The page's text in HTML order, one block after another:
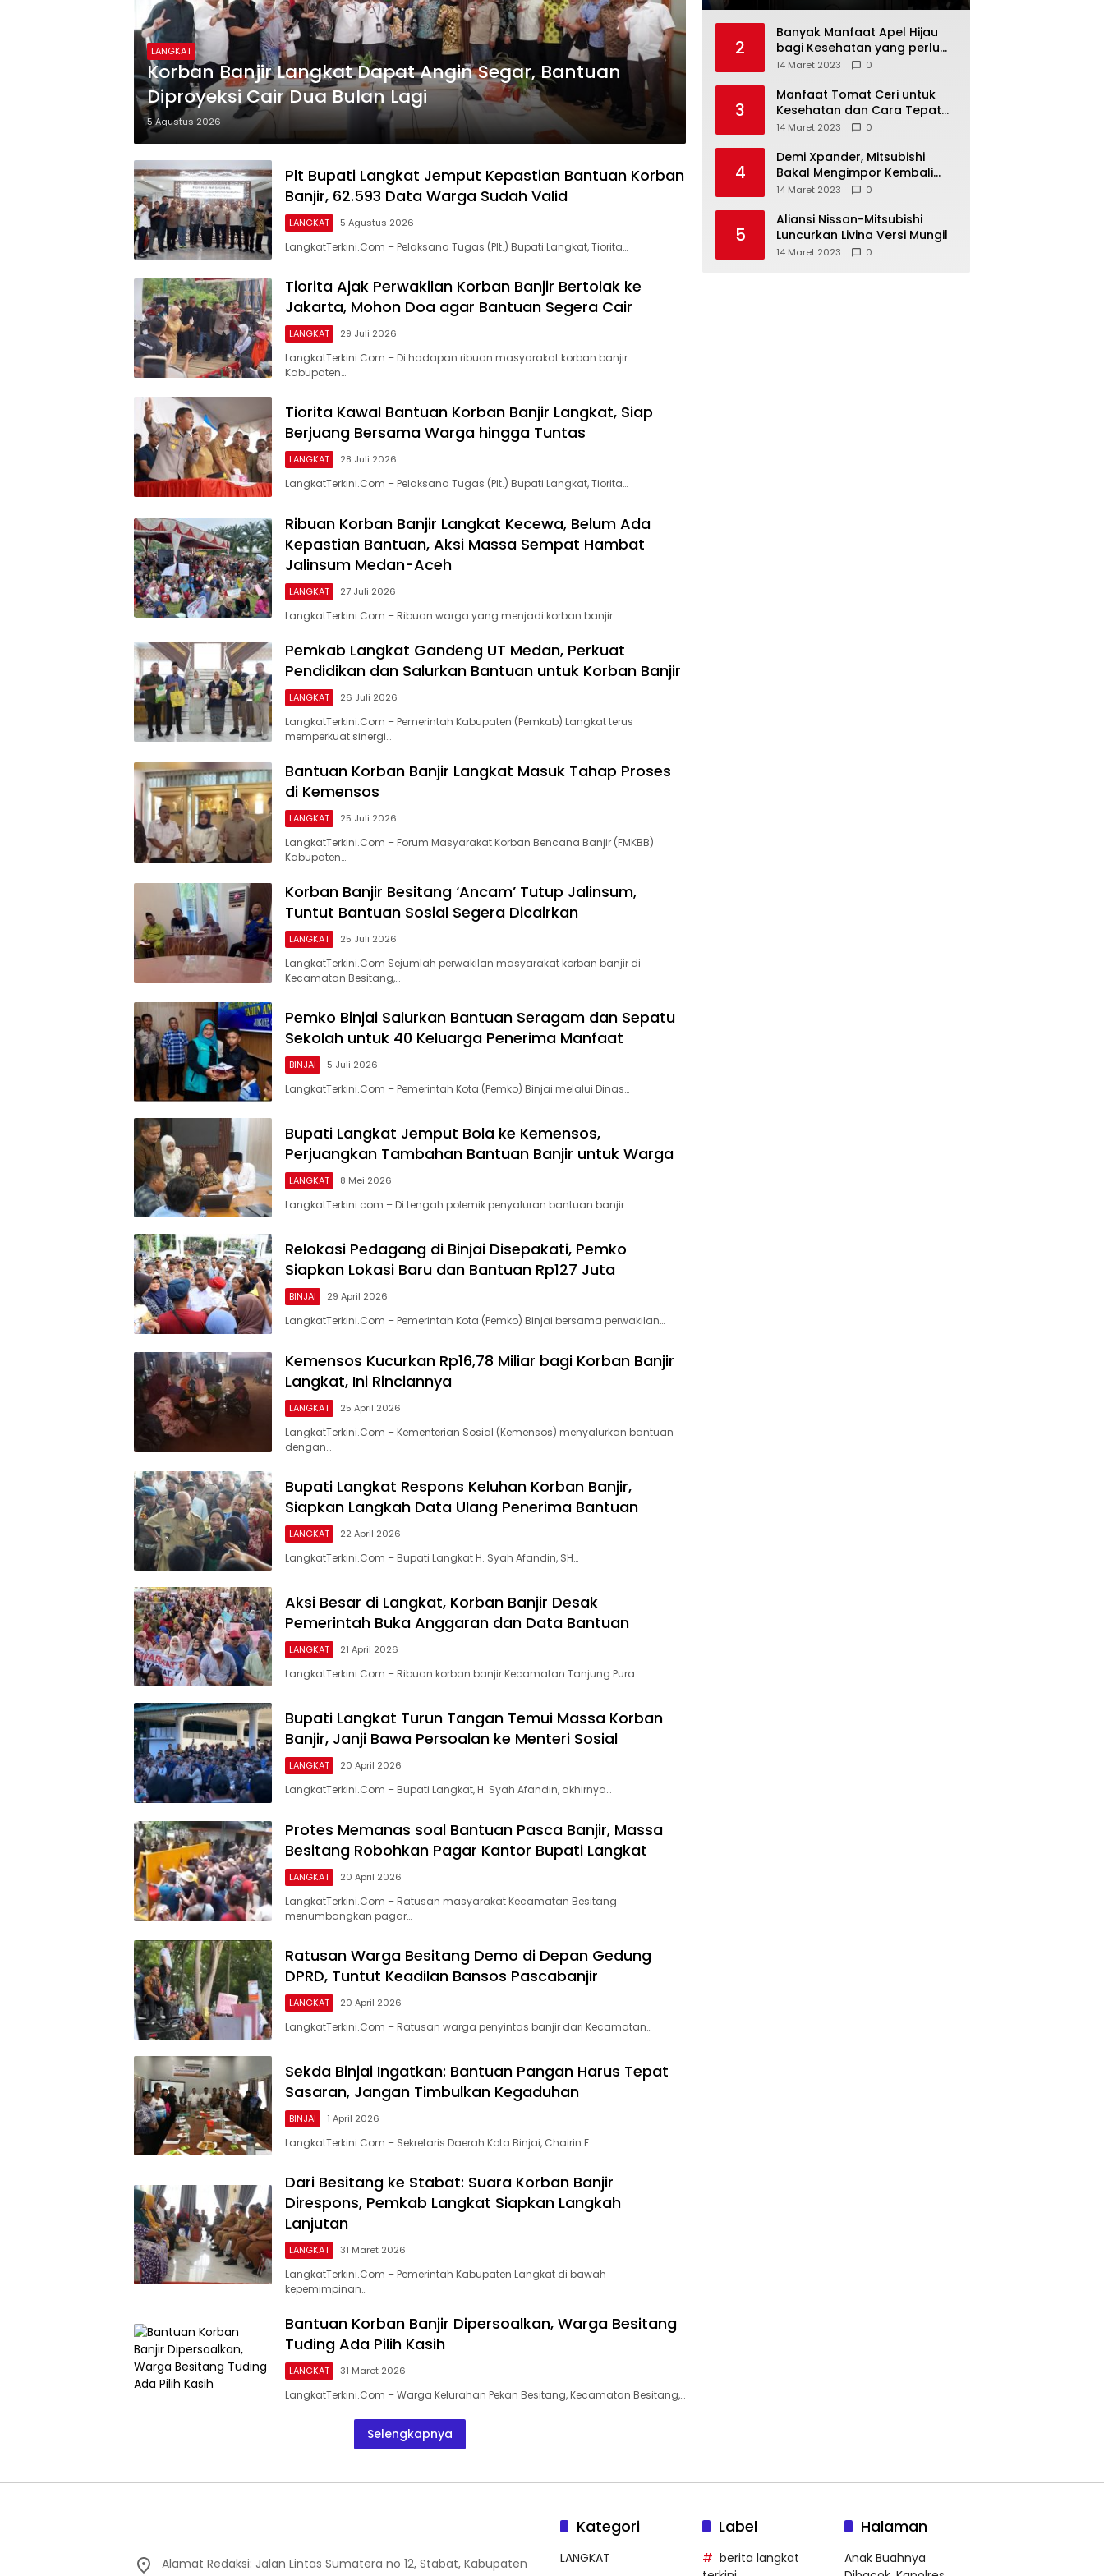
LANGKAT
Korban Banjir Langkat Dapat Angin Segar, Bantuan
Diproyeksi Cair Dua Bulan Lagi
5 Agustus 2026
Plt Bupati Langkat Jemput Kepastian Bantuan Korban
Banjir, 62.593 Data Warga Sudah Valid
LANGKAT 5 Agustus 2026
LangkatTerkini.Com – Pelaksana Tugas (Plt.) Bupati Langkat, Tiorita…
Tiorita Ajak Perwakilan Korban Banjir Bertolak ke
Jakarta, Mohon Doa agar Bantuan Segera Cair
LANGKAT 29 Juli 2026
LangkatTerkini.Com – Di hadapan ribuan masyarakat korban banjir
Kabupaten…
Tiorita Kawal Bantuan Korban Banjir Langkat, Siap
Berjuang Bersama Warga hingga Tuntas
LANGKAT 28 Juli 2026
LangkatTerkini.Com – Pelaksana Tugas (Plt.) Bupati Langkat, Tiorita…
Ribuan Korban Banjir Langkat Kecewa, Belum Ada
Kepastian Bantuan, Aksi Massa Sempat Hambat
Jalinsum Medan-Aceh
LANGKAT 27 Juli 2026
LangkatTerkini.Com – Ribuan warga yang menjadi korban banjir…
Pemkab Langkat Gandeng UT Medan, Perkuat
Pendidikan dan Salurkan Bantuan untuk Korban Banjir
LANGKAT 26 Juli 2026
LangkatTerkini.Com – Pemerintah Kabupaten (Pemkab) Langkat terus
memperkuat sinergi…
Bantuan Korban Banjir Langkat Masuk Tahap Proses
di Kemensos
LANGKAT 25 Juli 2026
LangkatTerkini.Com – Forum Masyarakat Korban Bencana Banjir (FMKBB)
Kabupaten…
Korban Banjir Besitang ‘Ancam’ Tutup Jalinsum,
Tuntut Bantuan Sosial Segera Dicairkan
LANGKAT 25 Juli 2026
LangkatTerkini.Com Sejumlah perwakilan masyarakat korban banjir di
Kecamatan Besitang,…
Pemko Binjai Salurkan Bantuan Seragam dan Sepatu
Sekolah untuk 40 Keluarga Penerima Manfaat
BINJAI 5 Juli 2026
LangkatTerkini.Com – Pemerintah Kota (Pemko) Binjai melalui Dinas…
Bupati Langkat Jemput Bola ke Kemensos,
Perjuangkan Tambahan Bantuan Banjir untuk Warga
LANGKAT 8 Mei 2026
LangkatTerkini.com – Di tengah polemik penyaluran bantuan banjir…
Relokasi Pedagang di Binjai Disepakati, Pemko
Siapkan Lokasi Baru dan Bantuan Rp127 Juta
BINJAI 29 April 2026
LangkatTerkini.Com – Pemerintah Kota (Pemko) Binjai bersama perwakilan…
Kemensos Kucurkan Rp16,78 Miliar bagi Korban Banjir
Langkat, Ini Rinciannya
LANGKAT 25 April 2026
LangkatTerkini.Com – Kementerian Sosial (Kemensos) menyalurkan bantuan
dengan…
Bupati Langkat Respons Keluhan Korban Banjir,
Siapkan Langkah Data Ulang Penerima Bantuan
LANGKAT 22 April 2026
LangkatTerkini.Com – Bupati Langkat H. Syah Afandin, SH…
Aksi Besar di Langkat, Korban Banjir Desak
Pemerintah Buka Anggaran dan Data Bantuan
LANGKAT 21 April 2026
LangkatTerkini.Com – Ribuan korban banjir Kecamatan Tanjung Pura…
Bupati Langkat Turun Tangan Temui Massa Korban
Banjir, Janji Bawa Persoalan ke Menteri Sosial
LANGKAT 20 April 2026
LangkatTerkini.Com – Bupati Langkat, H. Syah Afandin, akhirnya…
Protes Memanas soal Bantuan Pasca Banjir, Massa
Besitang Robohkan Pagar Kantor Bupati Langkat
LANGKAT 20 April 2026
LangkatTerkini.Com – Ratusan masyarakat Kecamatan Besitang
menumbangkan pagar…
Ratusan Warga Besitang Demo di Depan Gedung
DPRD, Tuntut Keadilan Bansos Pascabanjir
LANGKAT 20 April 2026
LangkatTerkini.Com – Ratusan warga penyintas banjir dari Kecamatan…
Sekda Binjai Ingatkan: Bantuan Pangan Harus Tepat
Sasaran, Jangan Timbulkan Kegaduhan
BINJAI 1 April 2026
LangkatTerkini.Com – Sekretaris Daerah Kota Binjai, Chairin F….
Dari Besitang ke Stabat: Suara Korban Banjir
Direspons, Pemkab Langkat Siapkan Langkah
Lanjutan
LANGKAT 31 Maret 2026
LangkatTerkini.Com – Pemerintah Kabupaten Langkat di bawah
kepemimpinan…
Bantuan Korban Banjir Dipersoalkan, Warga Besitang
Tuding Ada Pilih Kasih
LANGKAT 31 Maret 2026
LangkatTerkini.Com – Warga Kelurahan Pekan Besitang, Kecamatan Besitang,…
Selengkapnya
2
Banyak Manfaat Apel Hijau
bagi Kesehatan yang perlu
Anda ketahui
14 Maret 2023 0
3
Manfaat Tomat Ceri untuk
Kesehatan dan Cara Tepat
Mengonsumsinya
14 Maret 2023 0
4
Demi Xpander, Mitsubishi
Bakal Mengimpor Kembali
Pajero Sport
14 Maret 2023 0
5
Aliansi Nissan-Mitsubishi
Luncurkan Livina Versi Mungil
14 Maret 2023 0
Alamat Redaksi: Jalan Lintas Sumatera no 12, Stabat, Kabupaten
Kategori
LANGKAT
Label
berita langkat
Halaman
Anak Buahnya